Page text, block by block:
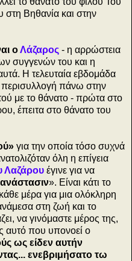
στη Βηθανία και στην
οΛάζαρος - η αρρώστεια
συγγενών του και η
Η τελευταία εβδομάδα
περισυλλογή πάνω στην
με το θάνατο - πρώτα στο
έπειτα στο θάνατο του
για την οποία τόσο συχνά
όλη η επίγεια
Λαζάρου έγινε για να
». Είναι κάτι το
μέρα για μια ολόκληρη
στη ζωή και το
να γινόμαστε μέρος της,
αυτό που υπονοεί ο
ως είδεν αυτήν
ενεβριμήσατο τω